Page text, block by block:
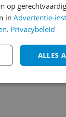
geef jij dit
3
op
in Advertentie-
. Privacybeleid
ALLES